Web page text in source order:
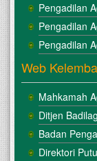
Pengadilan
Pengadilan
Pengadilan
Web
Mahkamah
Ditjen
Badan
Direktori